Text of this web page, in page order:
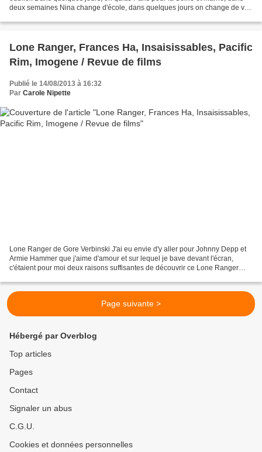
deux semaines Nina change d'école, dans quelques jours on change de vie.
Lone Ranger, Frances Ha, Insaisissables, Pacific
Rim, Imogene / Revue de films
Publié le 14/08/2013 à 16:32
Par Carole Nipette
Lone Ranger de Gore Verbinski J'ai eu envie d'y aller pour Johnny Depp et
Armie Hammer que j'aime d'amour et sur lequel je bave devant l'écran,
c'étaient pour moi deux raisons suffisantes de découvrir ce Lone Ranger
Page suivante >
Hébergé par Overblog
Top articles
Pages
Contact
Signaler un abus
C.G.U.
Cookies et données personnelles